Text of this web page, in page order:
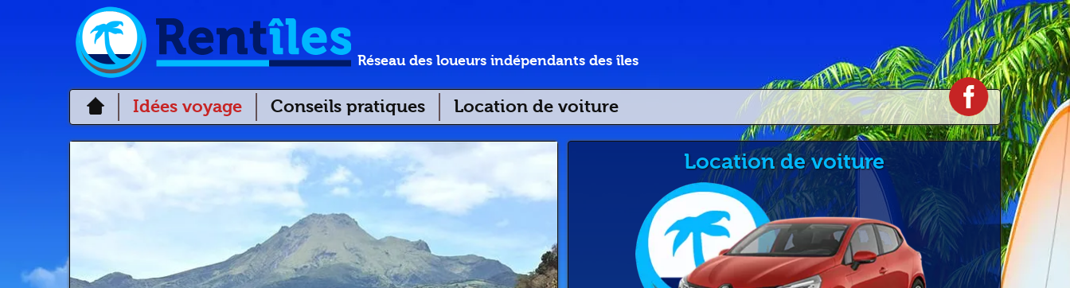
Réseau des loueurs indépendants des îles
Idées voyage Conseils pratiques Location de voiture
Location de voiture